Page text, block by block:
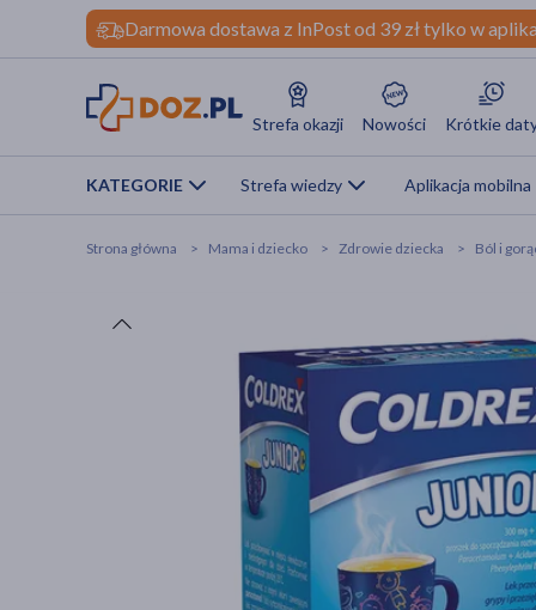
Darmowa dostawa z InPost od 39 zł tylko w
Strefa okazji Nowości Krótkie
KATEGORIE Strefa wiedzy Aplikacja mobilna
Strona główna Mama i dziecko Zdrowie dziecka Ból i